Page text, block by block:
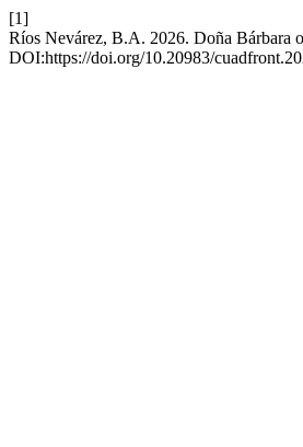
[1]
Ríos Nevárez, B.A. 2026. Doña Bárbara
DOI:https://doi.org/10.20983/